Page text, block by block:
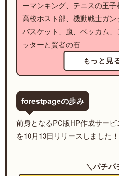
ーマンキング、テニスの王
高校ホスト部、機動戦士ガ
バスケット、嵐、ベッカム
ッターと賢者の石
もっと見
forestpageの歩み
前身となるPC版HP作成サービ
を10月13日リリースしました！
＼パチパ